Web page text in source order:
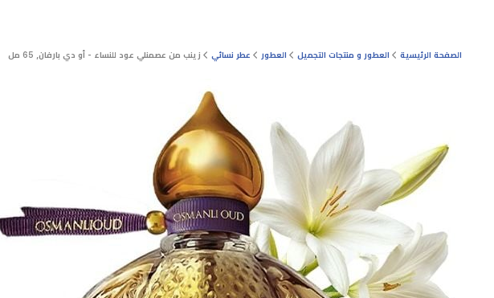
الصفحة الرئيسية العطور و منتجات التجميل العطور عطر نسائي زينب من عصمنلي عود للنساء - أو دي بارفان, 65 مل